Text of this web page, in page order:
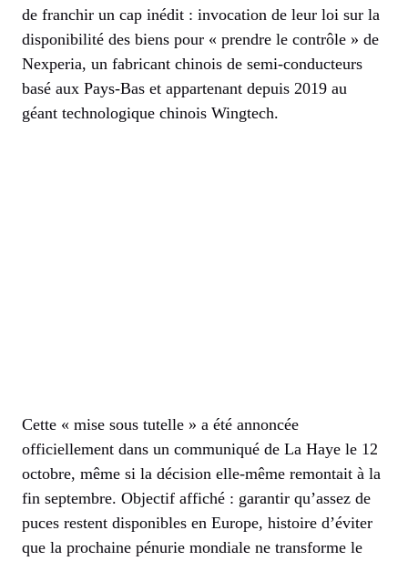
de franchir un cap inédit : invocation de leur loi sur la
disponibilité des biens pour « prendre le contrôle » de
Nexperia, un fabricant chinois de semi-conducteurs
basé aux Pays-Bas et appartenant depuis 2019 au
géant technologique chinois Wingtech.
Cette « mise sous tutelle » a été annoncée
officiellement dans un communiqué de La Haye le 12
octobre, même si la décision elle-même remontait à la
fin septembre. Objectif affiché : garantir qu’assez de
puces restent disponibles en Europe, histoire d’éviter
que la prochaine pénurie mondiale ne transforme le